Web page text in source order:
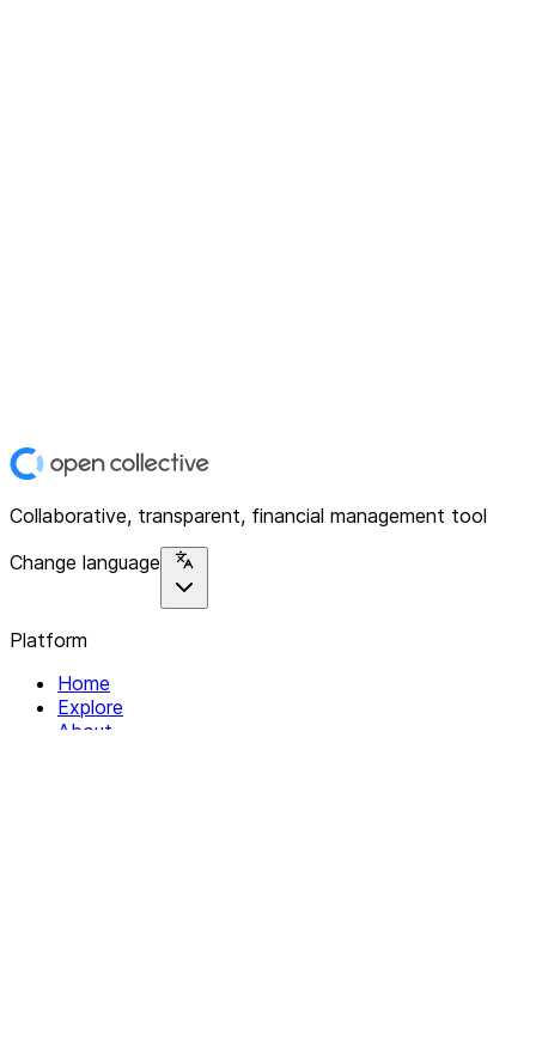
Collaborative, transparent, financial management tool
Change language
Platform
Home
Explore
About